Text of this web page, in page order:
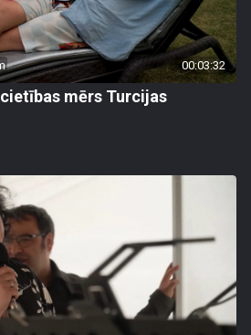
00:03:32
mērs Turcijas